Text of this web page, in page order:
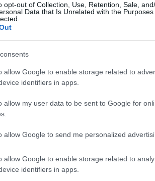
opt-out of Collection, Use, Retention, Sale,
Data that Is Unrelated with the
allow Google to enable storage related to
identifiers in apps.
allow my user data to be sent to Google for
allow Google to send me personalized
allow Google to enable storage related to
identifiers in apps.
érzelmes
FORMA-1
az ütközést, miközben a
felkészülve az érkezésére. A
szerint épp ez az, ami